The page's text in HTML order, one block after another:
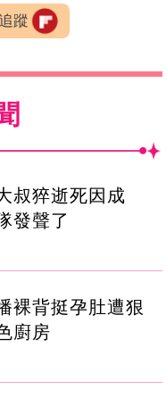
蹤
叔猝逝死因成
發聲了
裸背挺孕肚遭狠
廚房